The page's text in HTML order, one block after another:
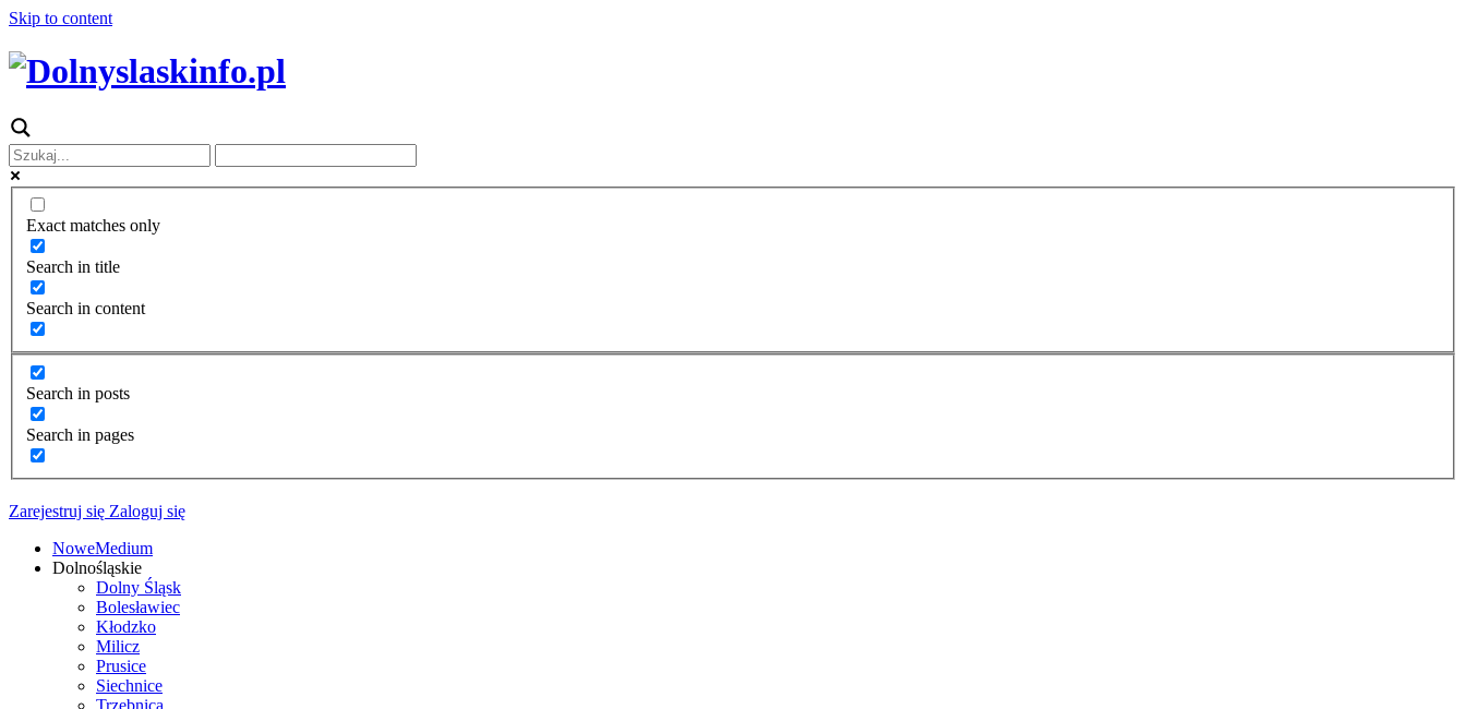
Skip to content
Exact matches only
Search in title
Search in content
Search in posts
Search in pages
Zarejestruj się Zaloguj się
NoweMedium
Dolnośląskie
Dolny Śląsk
Bolesławiec
Kłodzko
Milicz
Prusice
Siechnice
Trzebnica